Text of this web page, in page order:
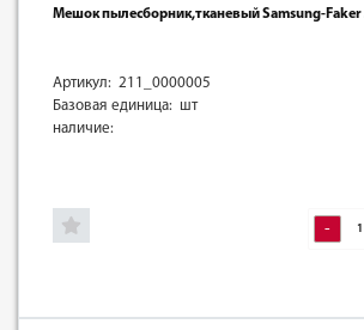
Мешок пылесборник,тканевый Samsung-
Артикул: 211_0000005
Базовая единица: шт
наличие:
-